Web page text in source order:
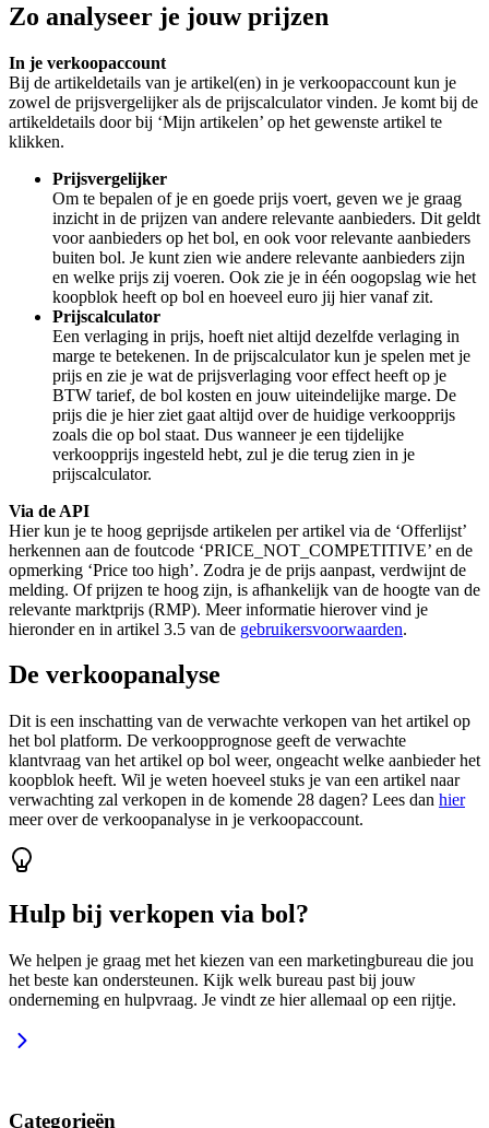
Zo analyseer je jouw prijzen
In je verkoopaccount
Bij de artikeldetails van je artikel(en) in je verkoopaccount kun je
zowel de prijsvergelijker als de prijscalculator vinden. Je komt bij de
artikeldetails door bij ‘Mijn artikelen’ op het gewenste artikel te
klikken.
Prijsvergelijker
Om te bepalen of je en goede prijs voert, geven we je graag
inzicht in de prijzen van andere relevante aanbieders. Dit geldt
voor aanbieders op het bol, en ook voor relevante aanbieders
buiten bol. Je kunt zien wie andere relevante aanbieders zijn
en welke prijs zij voeren. Ook zie je in één oogopslag wie het
koopblok heeft op bol en hoeveel euro jij hier vanaf zit.
Prijscalculator
Een verlaging in prijs, hoeft niet altijd dezelfde verlaging in
marge te betekenen. In de prijscalculator kun je spelen met je
prijs en zie je wat de prijsverlaging voor effect heeft op je
BTW tarief, de bol kosten en jouw uiteindelijke marge. De
prijs die je hier ziet gaat altijd over de huidige verkoopprijs
zoals die op bol staat. Dus wanneer je een tijdelijke
verkoopprijs ingesteld hebt, zul je die terug zien in je
prijscalculator.
Via de API
Hier kun je te hoog geprijsde artikelen per artikel via de ‘Offerlijst’
herkennen aan de foutcode ‘PRICE_NOT_COMPETITIVE’ en de
opmerking ‘Price too high’. Zodra je de prijs aanpast, verdwijnt de
melding. Of prijzen te hoog zijn, is afhankelijk van de hoogte van de
relevante marktprijs (RMP). Meer informatie hierover vind je
hieronder en in artikel 3.5 van de gebruikersvoorwaarden.
De verkoopanalyse
Dit is een inschatting van de verwachte verkopen van het artikel op
het bol platform. De verkoopprognose geeft de verwachte
klantvraag van het artikel op bol weer, ongeacht welke aanbieder het
koopblok heeft. Wil je weten hoeveel stuks je van een artikel naar
verwachting zal verkopen in de komende 28 dagen? Lees dan hier
meer over de verkoopanalyse in je verkoopaccount.
Hulp bij verkopen via bol?
We helpen je graag met het kiezen van een marketingbureau die jou
het beste kan ondersteunen. Kijk welk bureau past bij jouw
onderneming en hulpvraag. Je vindt ze hier allemaal op een rijtje.
Categorieën